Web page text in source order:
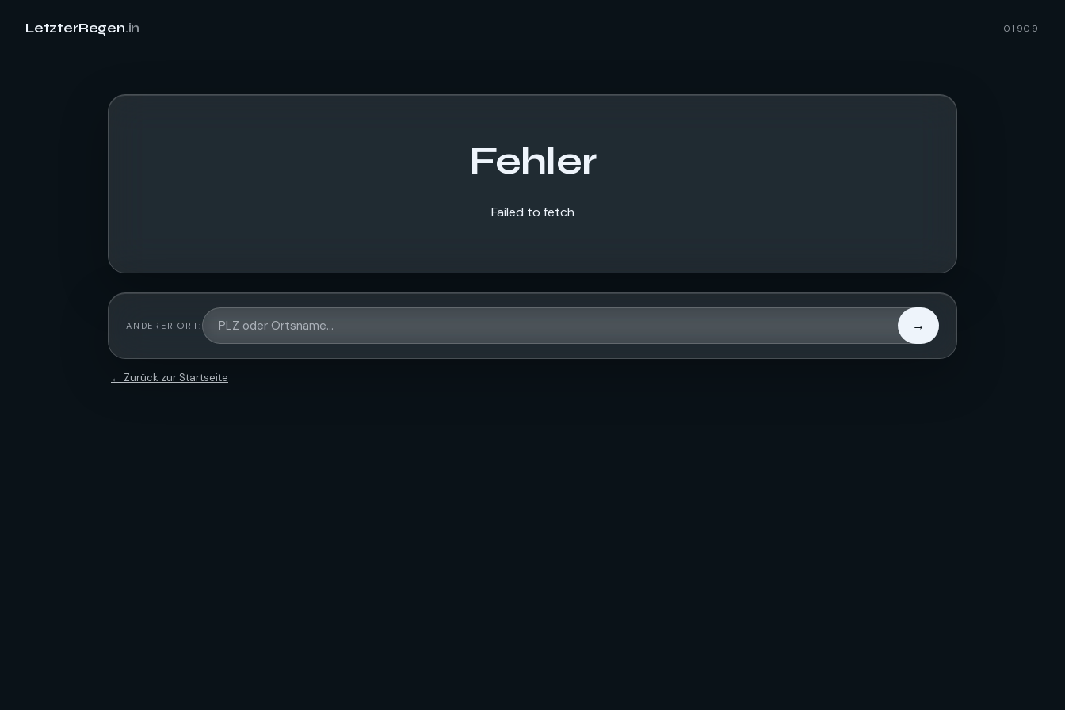
LetzterRegen.in 01909
Fehler
Failed to fetch
ANDERER ORT: →
← Zurück zur Startseite